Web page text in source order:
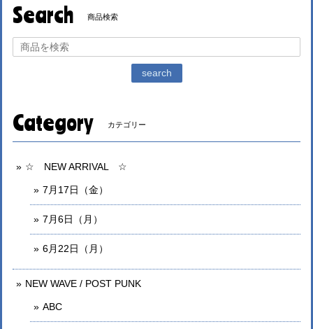
Search 商品検索
search
Category カテゴリー
☆ NEW ARRIVAL ☆
7月17日（金）
7月6日（月）
6月22日（月）
NEW WAVE / POST PUNK
ABC